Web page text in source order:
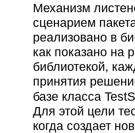
Механизм
сценарием
реализовано в
как показано на
библиотекой,
принятия
базе класса
Для этой цели
когда создает